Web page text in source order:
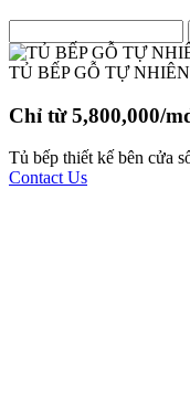
TỦ BẾP GỖ TỰ
Chỉ từ 5,800,000/
Tủ bếp thiết kế bên cửa
Contact Us